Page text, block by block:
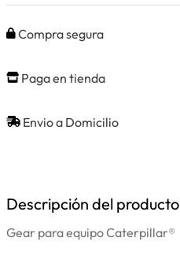
Compra segura
Paga en tienda
Envio a Domicilio
Descripción del producto
Gear para equipo Caterpillar®